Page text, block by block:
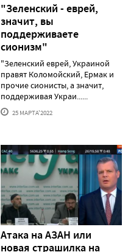
"Зеленский - еврей,
значит, вы
поддерживаете
сионизм"
"Зеленский еврей, Украиной
правят Коломойский, Ермак и
прочие сионисты, а значит,
поддерживая Украи......
25 МАРТА'2022
Атака на АЗАН или
новая страшилка на